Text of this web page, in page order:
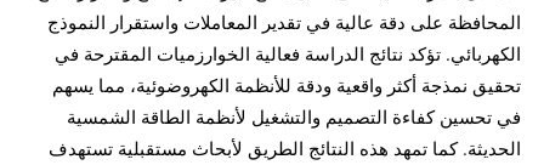
المحافظة على دقة عالية في تقدير المعاملات واستقرار النموذج
الكهربائي. تؤكد نتائج الدراسة فعالية الخوارزميات المقترحة في
تحقيق نمذجة أكثر واقعية ودقة للأنظمة الكهروضوئية، مما يسهم
في تحسين كفاءة التصميم والتشغيل لأنظمة الطاقة الشمسية
الحديثة. كما تمهد هذه النتائج الطريق لأبحاث مستقبلية تستهدف